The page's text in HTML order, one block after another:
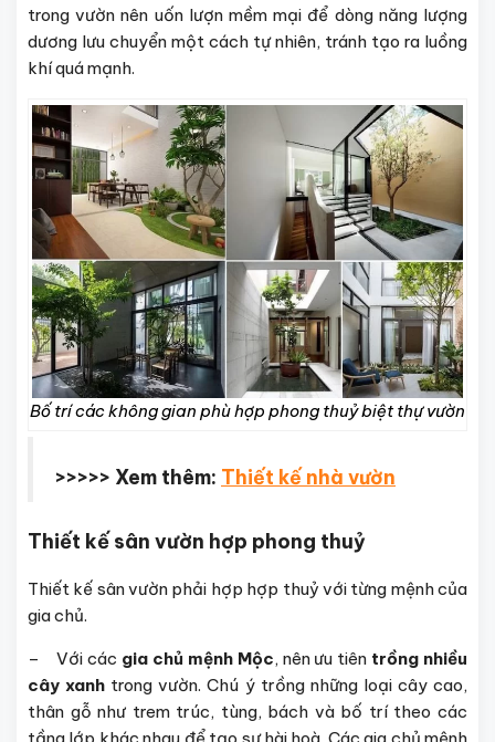
trong vườn nên uốn lượn mềm mại để dòng năng lượng
dương lưu chuyển một cách tự nhiên, tránh tạo ra luồng
khí quá mạnh.
Bố trí các không gian phù hợp phong thuỷ biệt thự vườn
>>>>> Xem thêm: Thiết kế nhà vườn
Thiết kế sân vườn hợp phong thuỷ
Thiết kế sân vườn phải hợp hợp thuỷ với từng mệnh của
gia chủ.
– Với các gia chủ mệnh Mộc, nên ưu tiên trồng nhiều
cây xanh trong vườn. Chú ý trồng những loại cây cao,
thân gỗ như trem trúc, tùng, bách và bố trí theo các